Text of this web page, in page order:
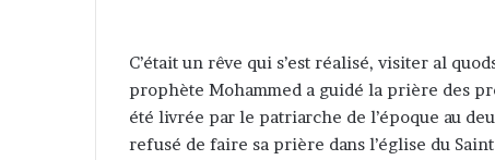
r
r
i
e
C’était un rêve qui s’est réalisé, visiter al
prophète Mohammed a guidé la prière des
été livrée par le patriarche de l’époque au
refusé de faire sa prière dans l’église du